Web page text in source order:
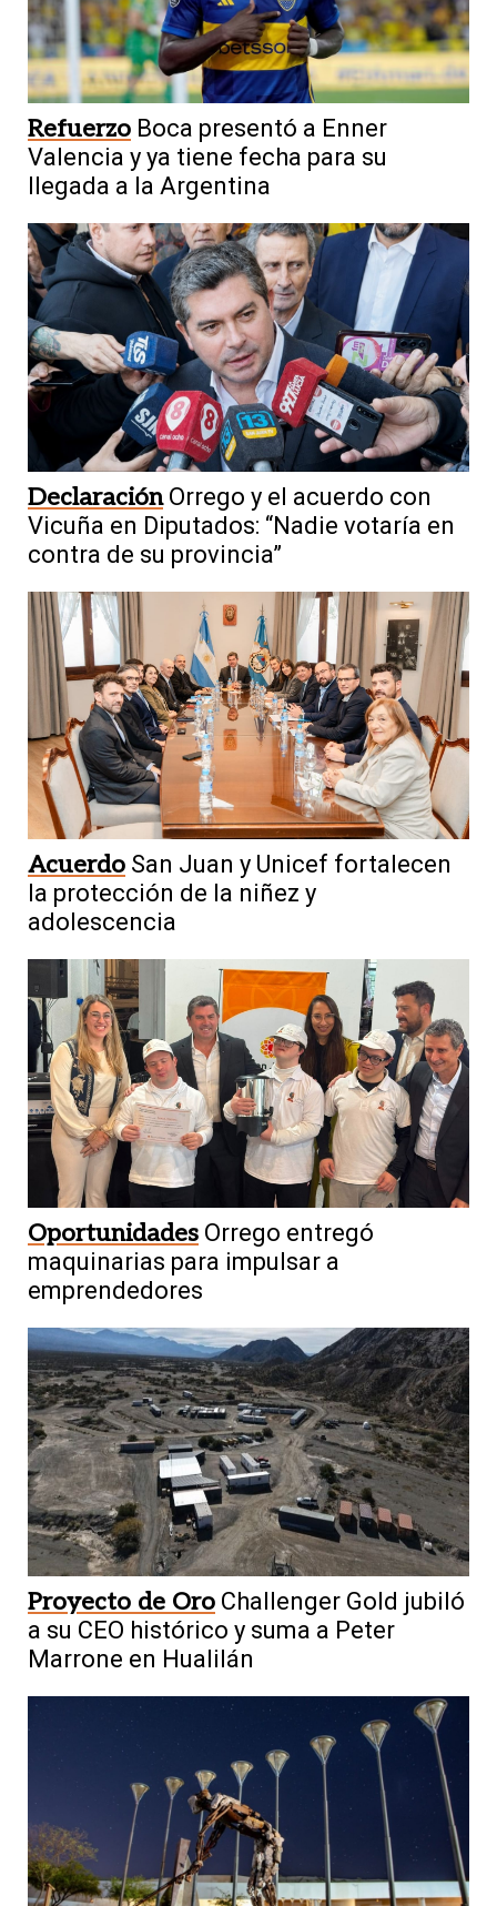
Refuerzo Boca presentó a Enner
Valencia y ya tiene fecha para su
llegada a la Argentina
Declaración Orrego y el acuerdo con
Vicuña en Diputados: “Nadie votaría en
contra de su provincia”
Acuerdo San Juan y Unicef fortalecen
la protección de la niñez y
adolescencia
Oportunidades Orrego entregó
maquinarias para impulsar a
emprendedores
Proyecto de Oro Challenger Gold jubiló
a su CEO histórico y suma a Peter
Marrone en Hualilán